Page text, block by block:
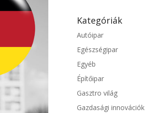
Kategóriák
Autóipar
Egészségipar
Egyéb
Építőipar
Gasztro világ
Gazdasági innovációk